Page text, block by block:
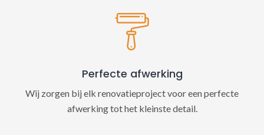
Perfecte afwerking
Wij zorgen bij elk renovatieproject voor een perfecte
afwerking tot het kleinste detail.